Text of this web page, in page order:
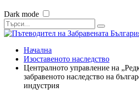
Dark mode
Начална
Изоставеното наследство
Централното управление на
забравеното наследство на
индустрия